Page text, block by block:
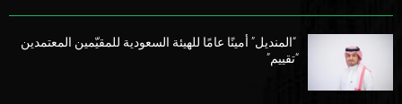
“المنديل” أمينًا عامًا للهيئة السعودية للمقيّمين المعتمدين
“تقييم”